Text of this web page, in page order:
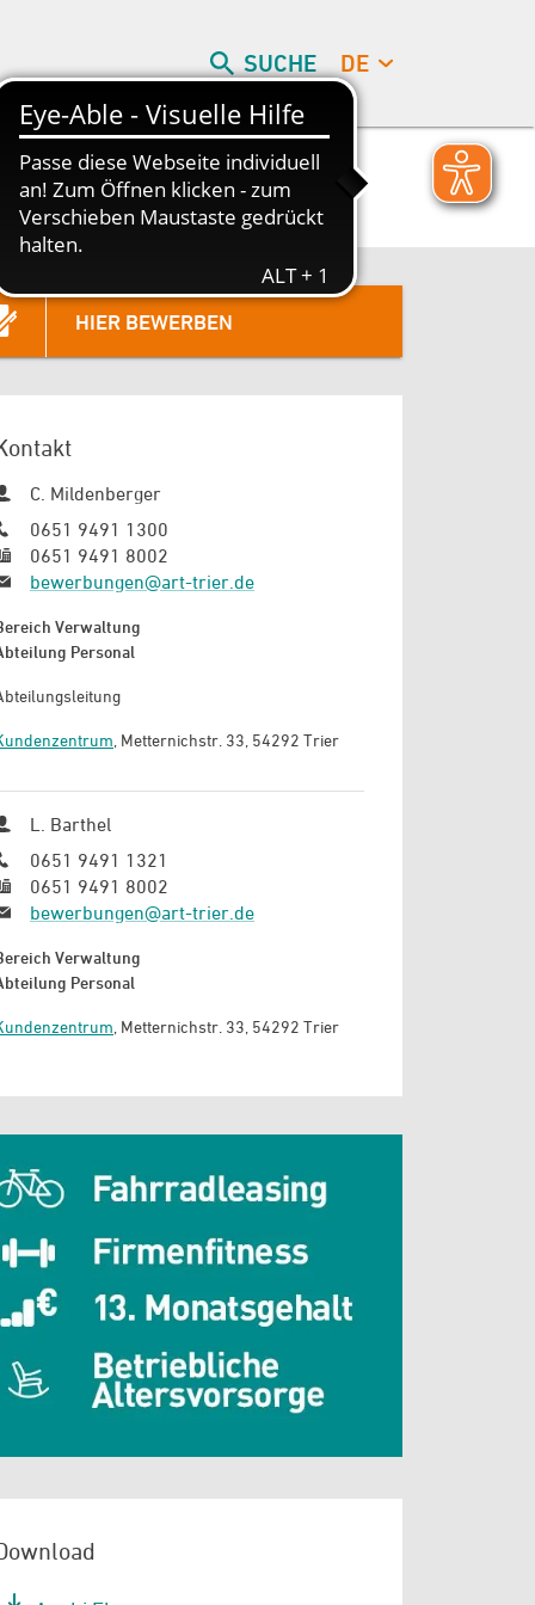
SUCHE DE
HIER BEWERBEN
C. Mildenberger
0651 9491 1300
0651 9491 8002
bewerbungen@art-trier.de
Verwaltung
Personal
, Metternichstr. 33, 54292 Trier
L. Barthel
0651 9491 1321
0651 9491 8002
bewerbungen@art-trier.de
Verwaltung
Personal
, Metternichstr. 33, 54292 Trier